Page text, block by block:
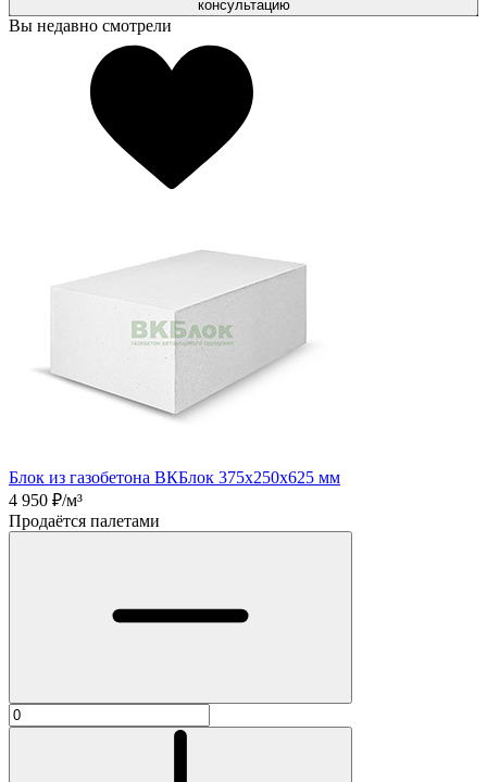
консультацию
Вы недавно смотрели
Блок из газобетона ВКБлок 375х250х625 мм
4 950 ₽/м³
Продаётся палетами